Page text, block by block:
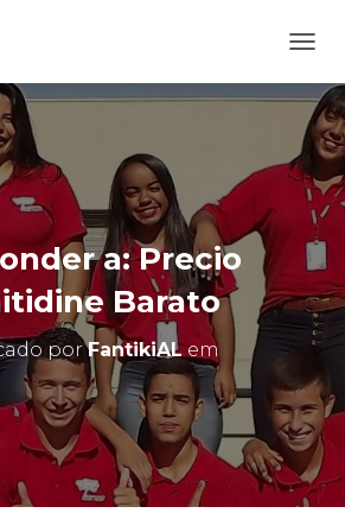
L
T
E
R
N
A
N
A
E
G
O
a: Precio
Barato
porFantikiALem